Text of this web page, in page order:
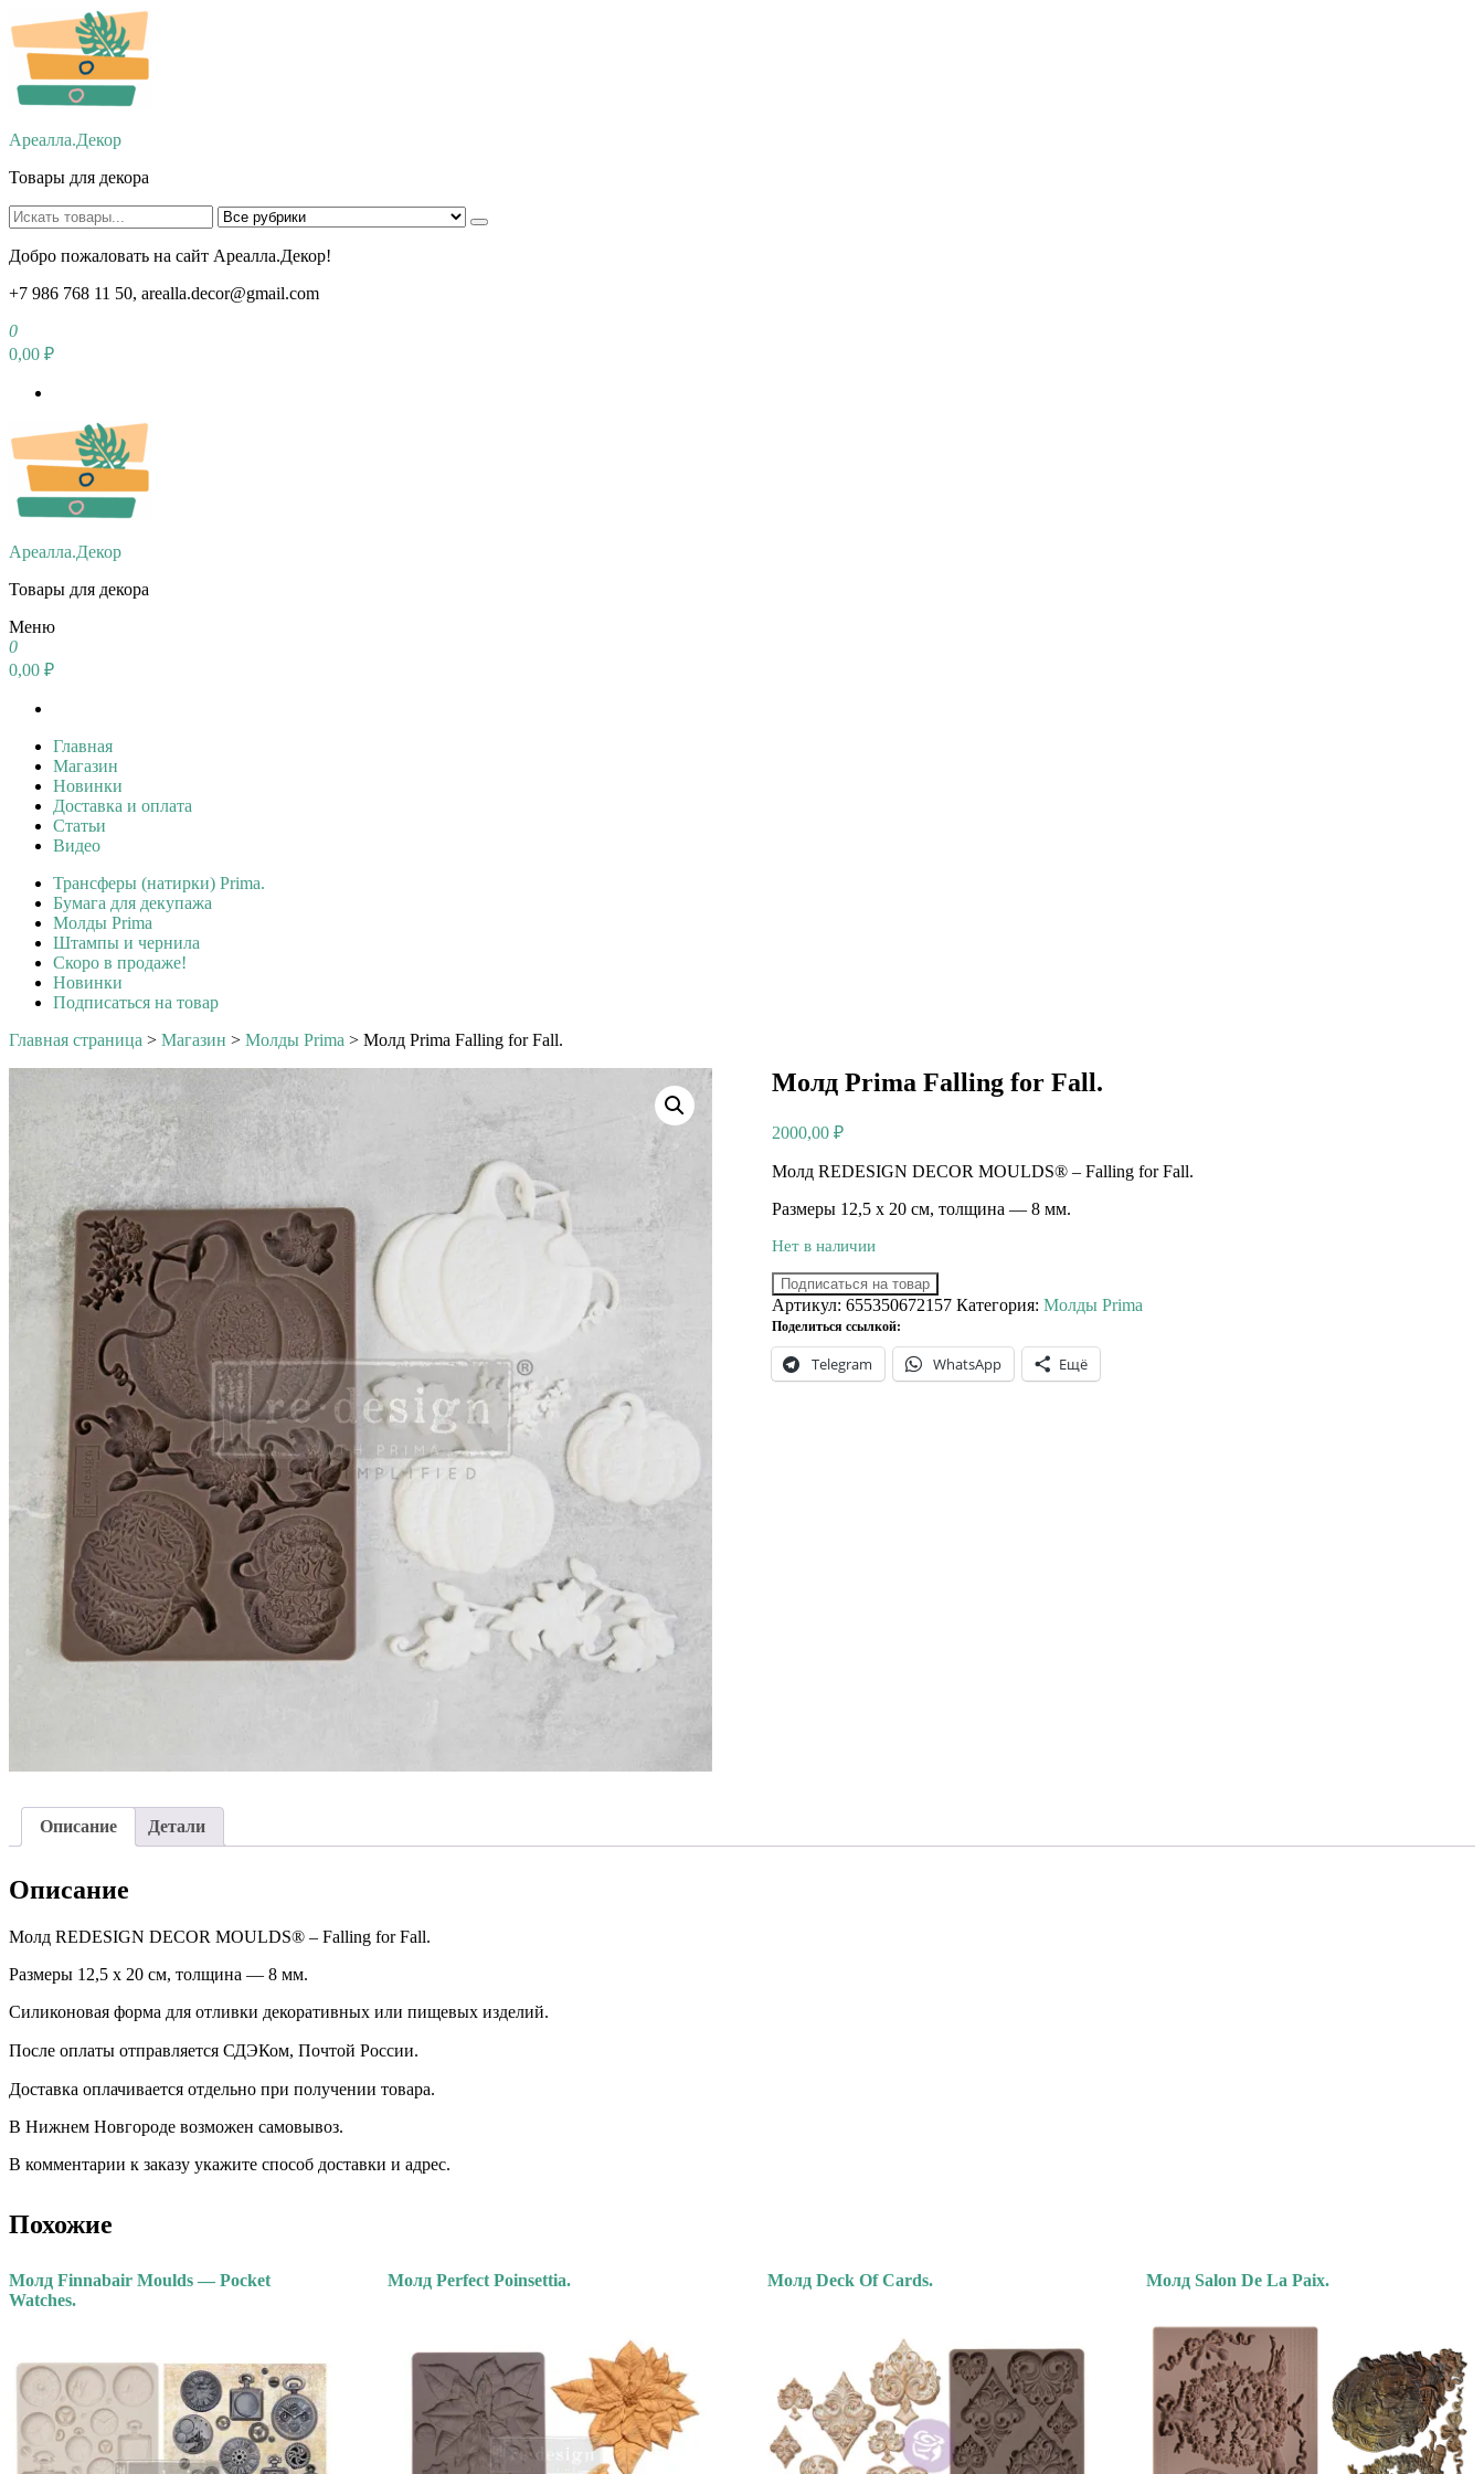
Перейти
к
содержимому
Ареалла.Декор
Товары для декора
Добро пожаловать на сайт Ареалла.Декор!
+7 986 768 11 50, arealla.decor@gmail.com
0
0,00 ₽
Ареалла.Декор
Товары для декора
Меню
0
0,00 ₽
Главная
Магазин
Новинки
Доставка и оплата
Статьи
Видео
Трансферы (натирки) Prima.
Бумага для декупажа
Молды Prima
Штампы и чернила
Скоро в продаже!
Новинки
Подписаться на товар
Главная страница > Магазин > Молды Prima > Молд Prima Falling for Fall.
Молд Prima Falling for Fall.
2000,00 ₽
Молд REDESIGN DECOR MOULDS® – Falling for Fall.
Размеры 12,5 х 20 см, толщина — 8 мм.
Нет в наличии
Подписаться на товар
Артикул: 655350672157 Категория: Молды Prima
Поделиться ссылкой:
Telegram WhatsApp Ещё
Описание Детали
Описание
Молд REDESIGN DECOR MOULDS® – Falling for Fall.
Размеры 12,5 х 20 см, толщина — 8 мм.
Силиконовая форма для отливки декоративных или пищевых изделий.
После оплаты отправляется СДЭКом, Почтой России. ⠀
Доставка оплачивается отдельно при получении товара. ⠀
В Нижнем Новгороде возможен самовывоз.
В комментарии к заказу укажите способ доставки и адрес.
Похожие
Молд Finnabair Moulds — Pocket
Watches.
Молд Perfect Poinsettia. Молд Deck Of Cards. Молд Salon De La Paix.